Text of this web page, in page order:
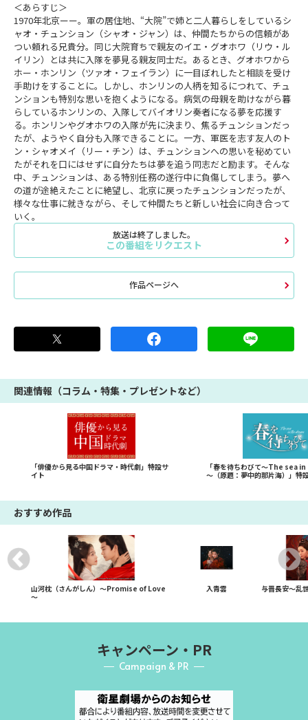
＜あらすじ＞
1970年北京ーー。軍の居住地、“大院”で姉と二人暮らしをしているシ
ャオ・チュンション（シャオ・ジャン）は、仲間たちからの信頼があ
つい頼れる兄貴分。同じ大院育ちで親友のイエ・グオホワ（リウ・ル
イリン）とは共に入隊を夢見る親友同士だ。あるとき、グオホワから
ホー・ホンリン（ツァオ・フェイラン）に一目ぼれしたと相談を受け
手助けをすることに。しかし、ホンリンの人柄を知るにつれて、チュ
ンションも特別な思いを抱くようになる。病気の母親を助けながら暮
らしているホンリンの、入隊してバイオリン奏者になる夢を応援す
る。ホンリンやグオホワの入隊が先に決まり、焦るチュンションだっ
たが、ようやく自分も入隊できることに。一方、軍医を志す友人のト
ン・シャオメイ（リー・チン）は、チュンションへの思いを秘めてい
たがそれを口にはせずに自分たちは夢を追う同志だと励ます。そんな
中、チュンションは、ある特別任務の遂行中に負傷してしまう。夢へ
の道が途絶えたことに絶望し、北京に戻ったチュンションだったが、
様々な仕事に就きながら、そして仲間たちと新しい社会に向き合って
いく。
放送は終了しました。
この番組をリクエスト
作品ページへ
関連情報（コラム・特集・プレゼントなど）
「俳優から見る中国ドラマ・時代劇」特設サ
イト
「春を待ちわびて～The sea
～（原題：夢中的那片海）」特
おすすめ作品
山河枕（さんがしん）～Promise of Love
～
入青雲 与晋長安～乱
キャンペーン・PR
Campaign & PR